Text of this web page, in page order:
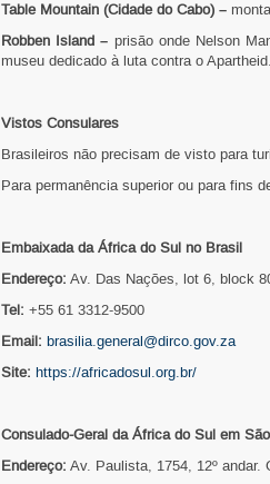
Table Mountain (Cidade do Cabo) –
Robben Island – prisão onde Nelson
museu dedicado à luta contra o Apartheid.
Vistos Consulares
Brasileiros não precisam de visto para
Para permanência superior ou para fins
Embaixada da África do Sul no Brasil
Endereço: Av. Das Nações, lot 6, block
Tel: +55 61 3312-9500
Email: brasilia.general@dirco.gov.za
Site: https://africadosul.org.br/
Consulado-Geral da África do Sul em
Endereço: Av. Paulista, 1754, 12º andar.